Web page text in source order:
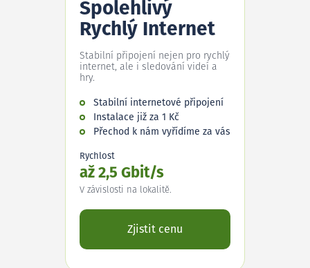
Spolehlivý
Rychlý Internet
Stabilní připojení nejen pro rychlý
internet, ale i sledování videí a
hry.
Stabilní internetové připojení
Instalace již za 1 Kč
Přechod k nám vyřídíme za vás
Rychlost
až 2,5 Gbit/s
V závislosti na lokalitě.
Zjistit cenu